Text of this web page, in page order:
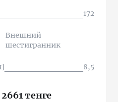
172
Внешний
шестигранник
8,5
тенге